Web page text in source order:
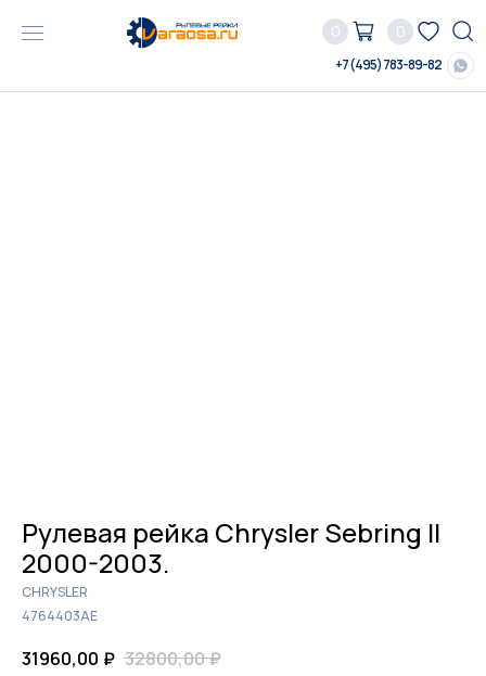
0 0
+7 (495) 783-89-82
Рулевая рейка Chrysler Sebring II
2000-2003.
CHRYSLER
4764403AE
31960,00 ₽ 32800,00₽